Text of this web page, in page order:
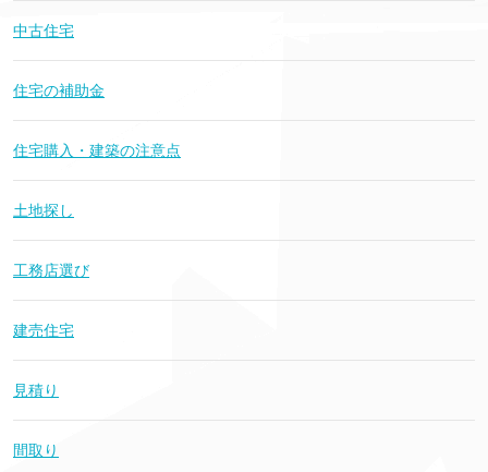
中古住宅
住宅の補助金
住宅購入・建築の注意点
土地探し
工務店選び
建売住宅
見積り
間取り